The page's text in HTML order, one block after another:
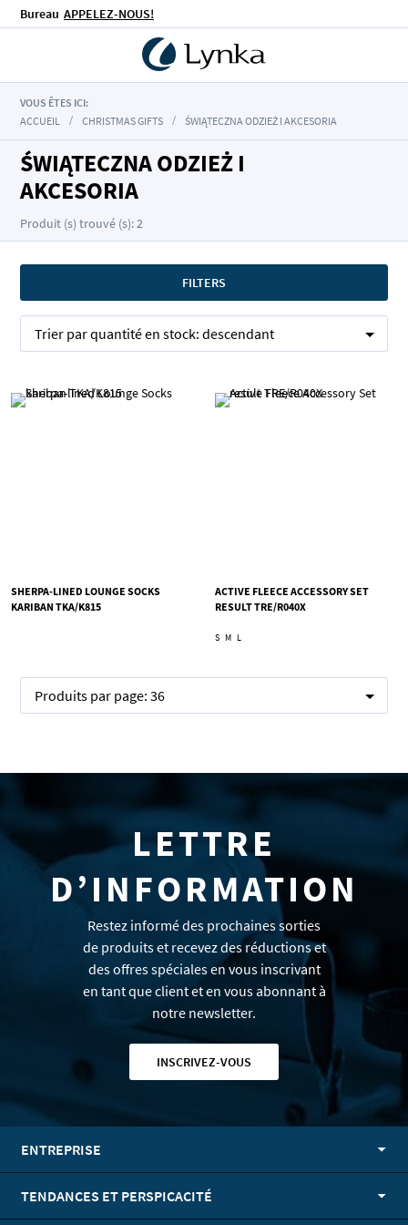
Bureau APPELEZ-NOUS!
VOUS ÊTES ICI:
ACCUEIL
CHRISTMAS GIFTS ŚWIĄTECZNA ODZIEŻ I AKCESORIA
ŚWIĄTECZNA ODZIEŻ I
AKCESORIA
Produit (s) trouvé (s): 2
FILTERS
Trier parquantité en stock: descendant
SHERPA-LINED LOUNGE SOCKS
KARIBAN TKA/K815
ACTIVE FLEECE ACCESSORY SET
RESULT TRE/R040X
S M L
Produits par page: 36
LETTRE
D’INFORMATION
Restez informé des prochaines sorties
de produits et recevez des réductions et
des offres spéciales en vous inscrivant
en tant que client et en vous abonnant à
notre newsletter.
INSCRIVEZ-VOUS
ENTREPRISE
TENDANCES ET PERSPICACITÉ